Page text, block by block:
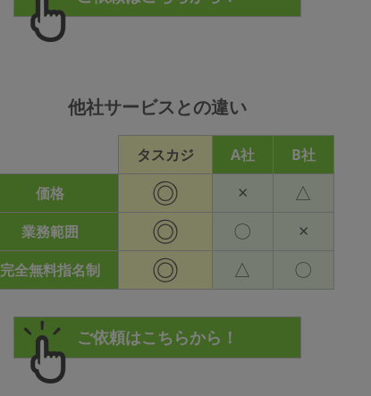
他社サービスとの違い
タスカジ A社
B社
価格
◎ × △
業務範囲 ◎ 〇 ×
完全無料指名制 ◎ △ 〇